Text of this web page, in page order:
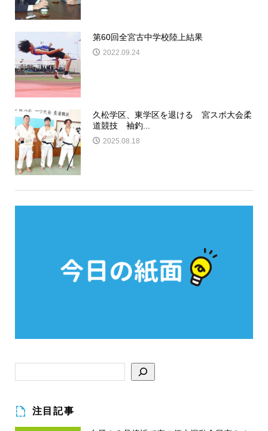
第60回全宮古中学校陸上結果
2022.09.24
久松学区、東学区を退ける 宮スポ大会柔
道競技 袖釣...
2025.08.18
注目記事